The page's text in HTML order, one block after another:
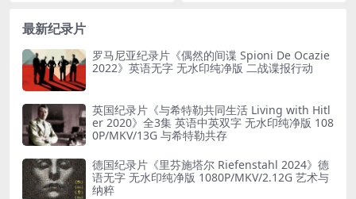
最新纪录片
罗马尼亚纪录片《偶然的间谍 Spioni De Ocazie
2022》英语无字 无水印纯净版 二战谍报行动
英国纪录片《与希特勒共同生活 Living with Hitl
er 2020》全3集 英语中英双字 无水印纯净版 108
0P/MKV/13G 与希特勒共存
德国纪录片《里芬施塔尔 Riefenstahl 2024》德
语无字 无水印纯净版 1080P/MKV/2.12G 艺术与
纳粹